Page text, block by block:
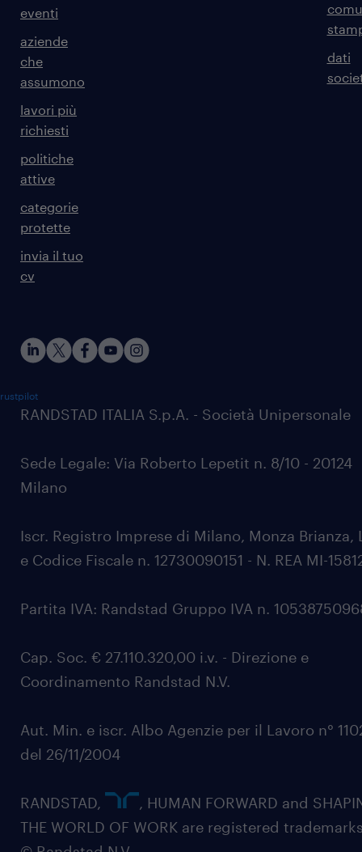
eventi
aziende
che
assumono
lavori più
richiesti
politiche
attive
categorie
protette
invia il tuo
cv
dati
RANDSTAD ITALIA S.p.A. - Società Unipersonale
Sede Legale: Via Roberto Lepetit n. 8/10 - 20124
Milano
Iscr. Registro Imprese di Milano, Monza Brianza,
e Codice Fiscale n. 12730090151 - N. REA MI-
Partita IVA: Randstad Gruppo IVA n.
Cap. Soc. € 27.110.320,00 i.v. - Direzione e
Coordinamento Randstad N.V.
Aut. Min. e iscr. Albo Agenzie per il Lavoro n°
del 26/11/2004
RANDSTAD,
, HUMAN FORWARD and
THE WORLD OF WORK are registered